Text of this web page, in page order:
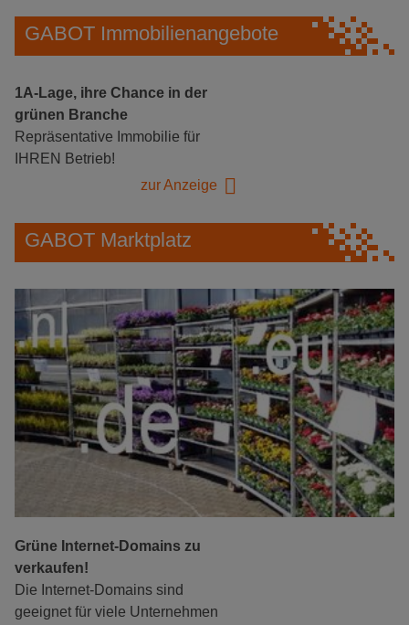
GABOT Immobilienangebote
1A-Lage, ihre Chance in der
grünen Branche
Repräsentative Immobilie für
IHREN Betrieb!
zur Anzeige
GABOT Marktplatz
Grüne Internet-Domains zu
verkaufen!
Die Internet-Domains sind
geeignet für viele Unternehmen